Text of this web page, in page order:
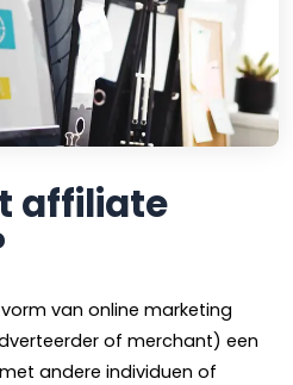
affiliate
van online marketing
of merchant) een
andere individuen of